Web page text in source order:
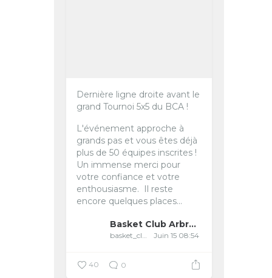
Dernière ligne droite avant le
grand Tournoi 5x5 du BCA !
L'événement approche à
grands pas et vous êtes déjà
plus de 50 équipes inscrites !
Un immense merci pour
votre confiance et votre
enthousiasme.
️ Il reste
encore quelques places...
Basket Club Arbreslois
basket_club_arbreslois Juin 15 08:54
40 0